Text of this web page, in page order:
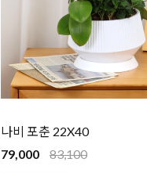
나비 포춘 22X40
79,000
83,100